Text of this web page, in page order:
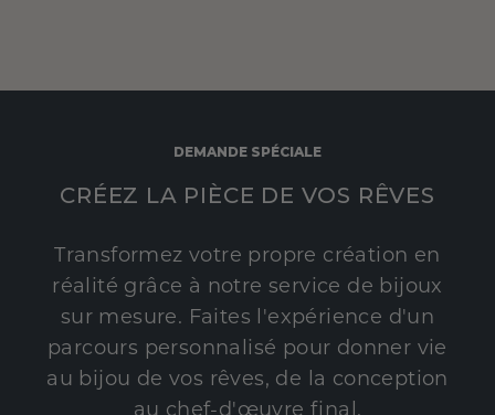
DEMANDE SPÉCIALE
CRÉEZ LA PIÈCE DE VOS RÊVES
Transformez votre propre création en
réalité grâce à notre service de bijoux
sur mesure. Faites l'expérience d'un
parcours personnalisé pour donner vie
au bijou de vos rêves, de la conception
au chef-d'œuvre final.